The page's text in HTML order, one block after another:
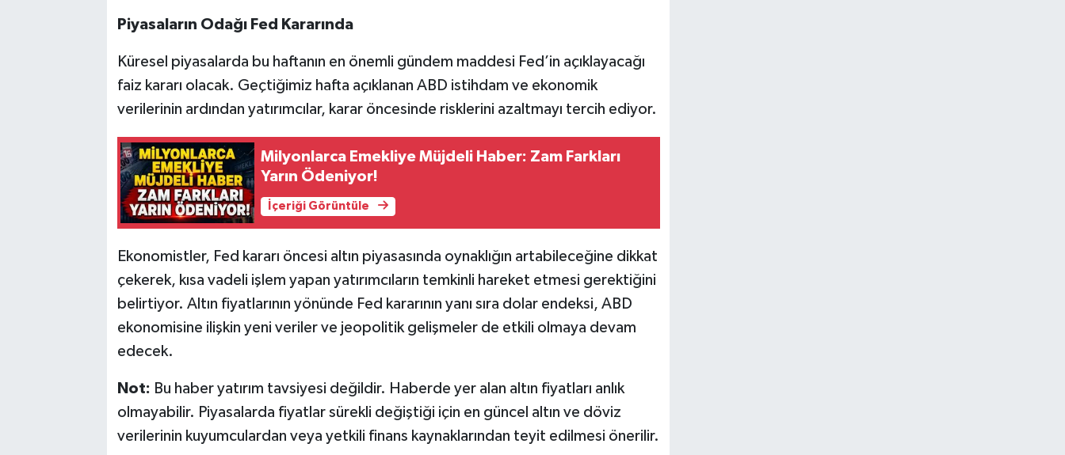
Piyasaların Odağı Fed Kararında
Küresel piyasalarda bu haftanın en önemli gündem maddesi Fed’in açıklayacağı
faiz kararı olacak. Geçtiğimiz hafta açıklanan ABD istihdam ve ekonomik
verilerinin ardından yatırımcılar, karar öncesinde risklerini azaltmayı tercih ediyor.
Milyonlarca Emekliye Müjdeli Haber: Zam Farkları
Yarın Ödeniyor!
İçeriği Görüntüle
Ekonomistler, Fed kararı öncesi altın piyasasında oynaklığın artabileceğine dikkat
çekerek, kısa vadeli işlem yapan yatırımcıların temkinli hareket etmesi gerektiğini
belirtiyor. Altın fiyatlarının yönünde Fed kararının yanı sıra dolar endeksi, ABD
ekonomisine ilişkin yeni veriler ve jeopolitik gelişmeler de etkili olmaya devam
edecek.
Not: Bu haber yatırım tavsiyesi değildir. Haberde yer alan altın fiyatları anlık
olmayabilir. Piyasalarda fiyatlar sürekli değiştiği için en güncel altın ve döviz
verilerinin kuyumculardan veya yetkili finans kaynaklarından teyit edilmesi önerilir.